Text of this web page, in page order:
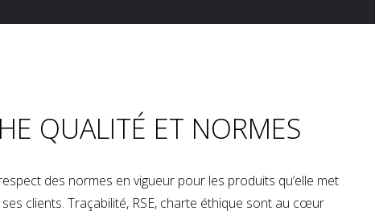
QUALITÉ ET NORMES
des normes en vigueur pour les produits qu’elle met
clients. Traçabilité, RSE, charte éthique sont au cœur